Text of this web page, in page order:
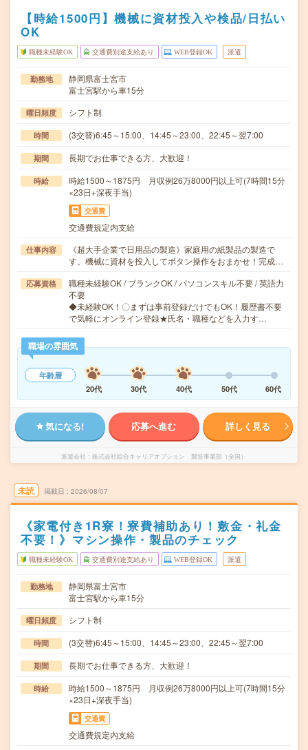
【時給1500円】機械に資材投入や検品/日払い
OK
職種未経験OK 交通費別途支給あり WEB登録OK 派遣
勤務地
静岡県富士宮市
富士宮駅から車15分
曜日頻度 シフト制
時間 (3交替)6:45～15:00、14:45～23:00、22:45～翌7:00
期間 長期でお仕事できる方、大歓迎！
時給
時給1500～1875円 月収例26万8000円以上可(7時間15分
×23日+深夜手当)
交通費
交通費規定内支給
仕事内容
《超大手企業で日用品の製造》家庭用の紙製品の製造で
す。機械に資材を投入してボタン操作をおまかせ！完成…
応募資格
職種未経験OK / ブランクOK / パソコンスキル不要 / 英語力
不要
◆未経験OK！〇まずは事前登録だけでもOK！履歴書不要
で気軽にオンライン登録★氏名・職種などを入力す…
職場の雰囲気
年齢層
20代
30代 40代 50代 60代
気になる! 応募へ進む 詳しく見る
派遣会社 株式会社綜合キャリアオプション 製造事業部（全国）
未読 掲載日 2026/08/07
《家電付き1R寮！寮費補助あり！敷金・礼金
不要！》マシン操作・製品のチェック
職種未経験OK 交通費別途支給あり WEB登録OK 派遣
勤務地
静岡県富士宮市
富士宮駅から車15分
曜日頻度 シフト制
時間 (3交替)6:45～15:00、14:45～23:00、22:45～翌7:00
期間 長期でお仕事できる方、大歓迎！
時給
時給1500～1875円 月収例26万8000円以上可(7時間15分
×23日+深夜手当)
交通費
交通費規定内支給